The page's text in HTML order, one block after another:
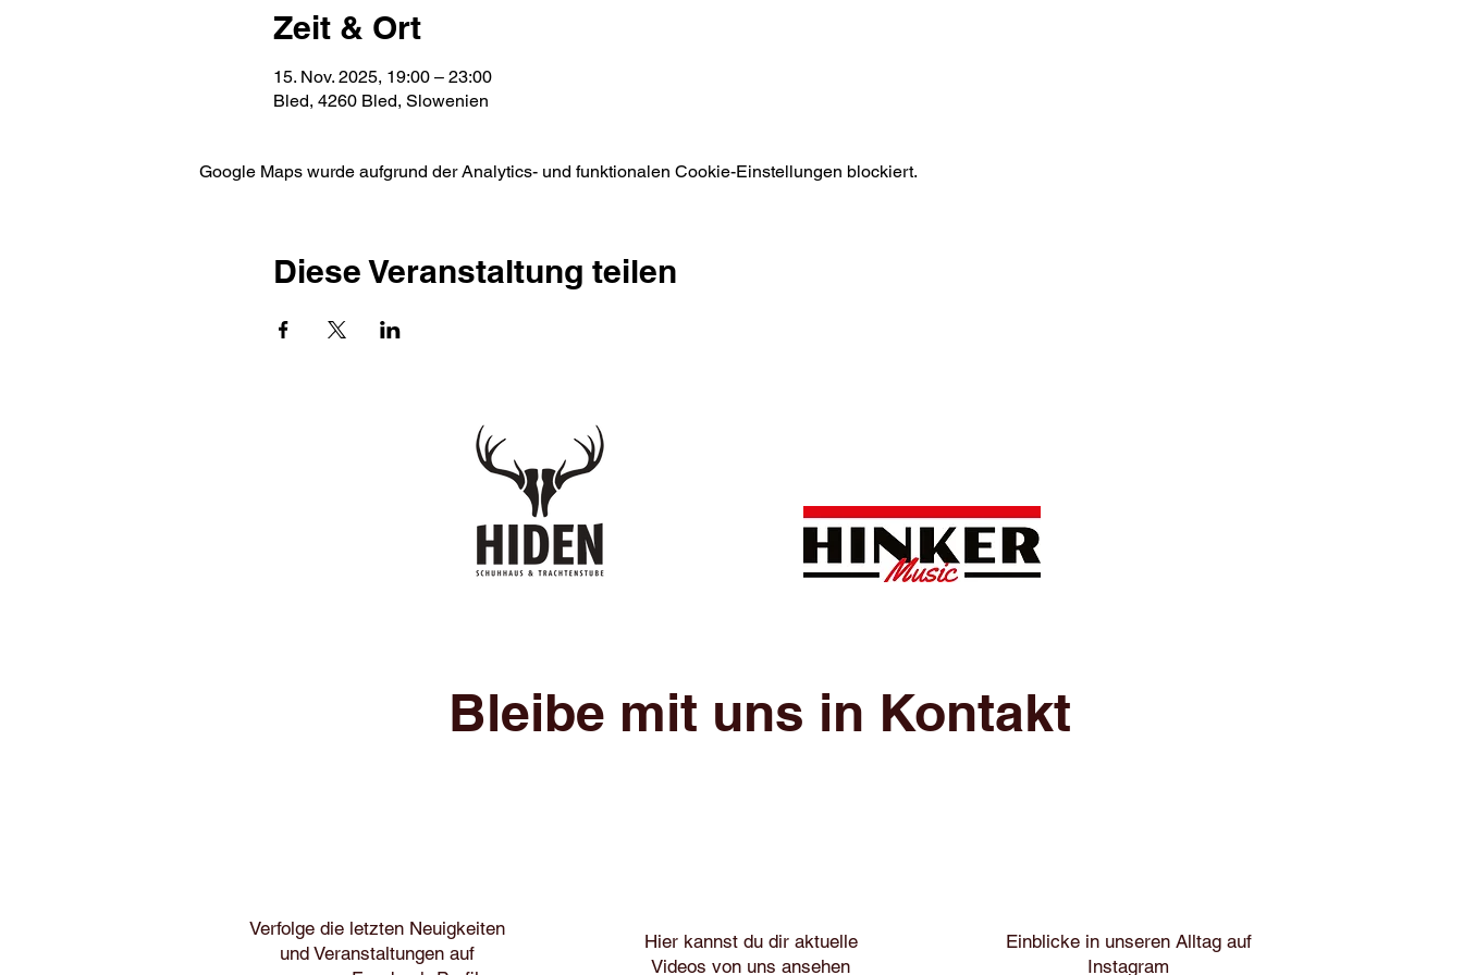
Zeit & Ort
15. Nov. 2025, 19:00 – 23:00
Bled, 4260 Bled, Slowenien
Google Maps wurde aufgrund der Analytics- und funktionalen Cookie-Einstellungen blockiert.
Diese Veranstaltung teilen
Bleibe mit uns in Kontakt
Verfolge die letzten Neuigkeiten
und Veranstaltungen auf
Hier kannst du dir aktuelle
Videos von uns ansehen
Einblicke in unseren Alltag auf
Instagram